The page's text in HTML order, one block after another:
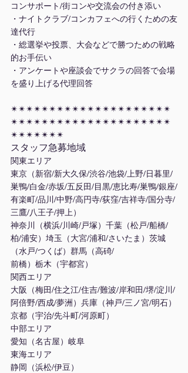
コンサポート/街コンや交流会の付き添い
・ナイトクラブ/コンカフェへの行くための友
達代行
・総選挙や投票、大会などで勝つための戦略
的お手伝い
・アンケートや座談会でサクラの回答で会場
を盛り上げる代理回答
✴︎✴︎✴︎✴︎✴︎✴︎✴︎✴︎✴︎✴︎✴︎✴︎✴︎✴︎✴︎✴︎✴︎✴︎✴︎✴︎✴︎
✴︎✴︎✴︎✴︎✴︎✴︎✴︎✴︎✴︎✴︎✴︎✴︎✴︎✴︎✴︎✴︎✴︎✴︎✴︎✴︎✴︎
✴︎✴︎✴︎✴︎✴︎✴︎✴︎
スタッフ急募地域
関東エリア
東京（新宿/新大久保/渋谷/池袋/上野/日暮里/
巣鴨/白金/赤坂/五反田/目黒/恵比寿/巣鴨/銀座/
有楽町/品川/中野/高円寺/荻窪/吉祥寺/国分寺/
三鷹/八王子/押上）
神奈川（横浜/川崎/戸塚）千葉（松戸/船橋/
柏/浦安）埼玉（大宮/浦和/さいたま）茨城
（水戸/つくば）群馬（高碕/
前橋）栃木（宇都宮）
関西エリア
大阪（梅田/住之江/住吉/難波/岸和田/堺/淀川/
阿倍野/西成/夢洲）兵庫（神戸/三ノ宮/明石）
京都（宇治/先斗町/河原町）
中部エリア
愛知（名古屋）岐阜
東海エリア
静岡（浜松/伊豆）